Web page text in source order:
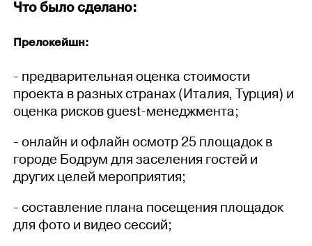
Что было сделано:
Прелокейшн:
- предварительная оценка стоимости
проекта в разных странах (Италия, Турция) и
оценка рисков guest-менеджмента;
- онлайн и офлайн осмотр 25 площадок в
городе Бодрум для заселения гостей и
других целей мероприятия;
- составление плана посещения площадок
для фото и видео сессий;